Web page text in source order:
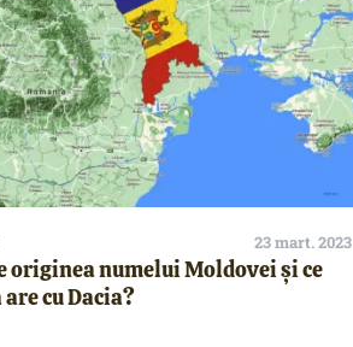
23 mart. 2023
originea numelui Moldovei și ce
cu Dacia?